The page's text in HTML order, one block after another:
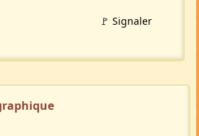
🚩 Signaler